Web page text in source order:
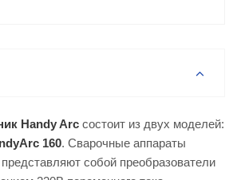
Handy Arc состоит из двух моделей:
160. Сварочные аппараты
собой преобразователи